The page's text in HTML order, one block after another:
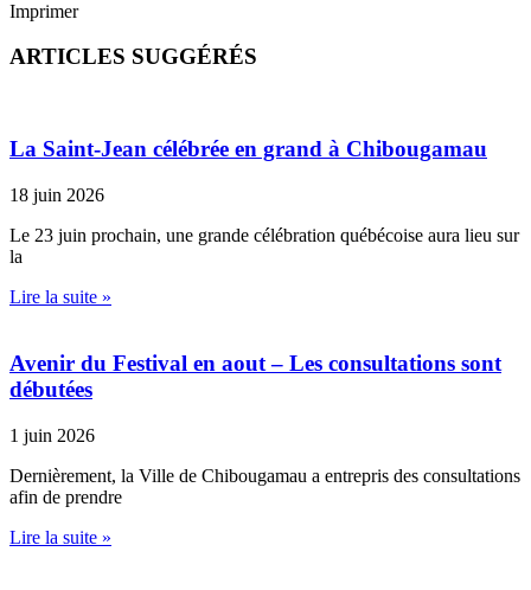
Imprimer
ARTICLES SUGGÉRÉS
La Saint-Jean célébrée en grand à Chibougamau
18 juin 2026
Le 23 juin prochain, une grande célébration québécoise aura lieu sur
la
Lire la suite »
Avenir du Festival en aout – Les consultations sont
débutées
1 juin 2026
Dernièrement, la Ville de Chibougamau a entrepris des consultations
afin de prendre
Lire la suite »